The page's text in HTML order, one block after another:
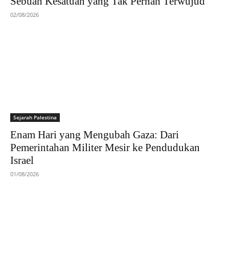
02/08/2026
Sejarah Palestina
Enam Hari yang Mengubah Gaza: Dari
Pemerintahan Militer Mesir ke Pendudukan
Israel
01/08/2026